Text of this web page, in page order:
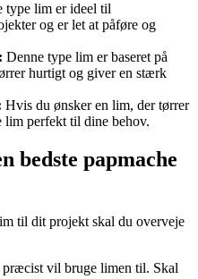
type lim er ideel til
og er let at påføre og
Denne type lim er baseret på
hurtigt og giver en stærk
Hvis du ønsker en lim, der tørrer
lim perfekt til dine behov.
bedste papmache
til dit projekt skal du overveje
vil bruge limen til. Skal